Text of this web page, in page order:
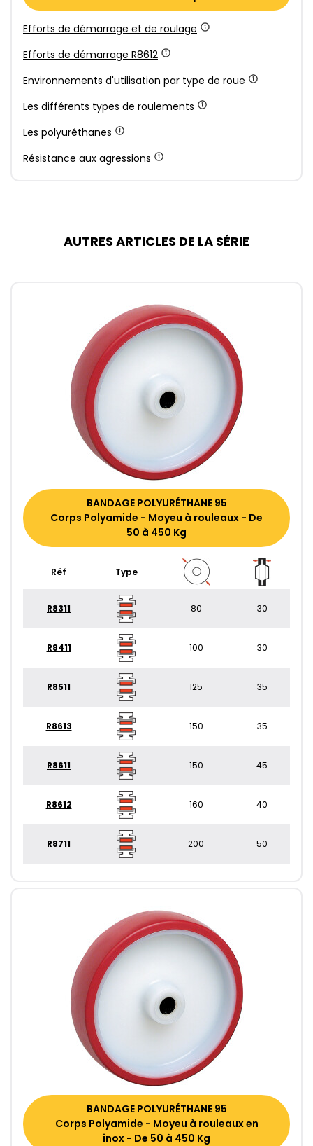
Efforts de démarrage et de roulage
Efforts de démarrage R8612
Environnements d'utilisation par type de roue
Les différents types de roulements
Les polyuréthanes
Résistance aux agressions
AUTRES ARTICLES DE LA SÉRIE
BANDAGE POLYURÉTHANE 95
Corps Polyamide - Moyeu à rouleaux - De
50 à 450 Kg
Réf Type
R8311 80 30
R8411 100 30
R8511 125 35
R8613 150 35
R8611 150 45
R8612 160 40
R8711 200 50
BANDAGE POLYURÉTHANE 95
Corps Polyamide - Moyeu à rouleaux en
inox - De 50 à 450 Kg